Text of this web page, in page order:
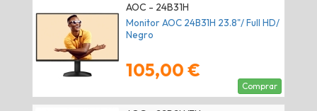
AOC - 24B31H
Monitor AOC 24B31H 23.8"/ Full HD/
Negro
105,00 €
Comprar